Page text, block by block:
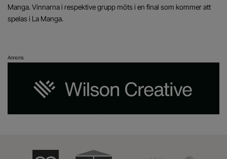
Manga. Vinnarna i respektive grupp möts i en final som kommer att
spelas i La Manga.
Annons